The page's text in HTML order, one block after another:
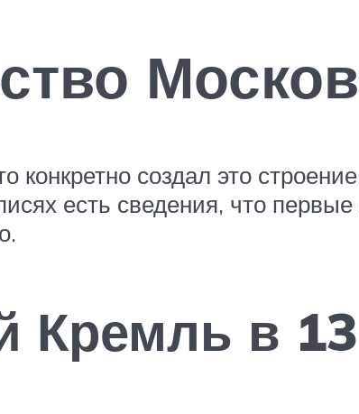
конкретно создал это
есть сведения, что
Кремль в